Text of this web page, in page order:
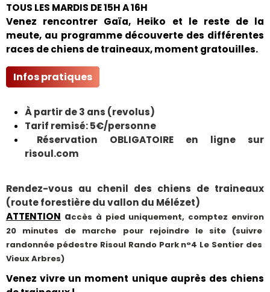
TOUS LES MARDIS DE 15H A 16H
Venez rencontrer Gaïa, Heiko et le reste de la
meute, au programme découverte des différentes
races de chiens de traineaux, moment gratouilles.
Infos pratiques
À partir de 3 ans (revolus)
Tarif remisé: 5€/personne
Réservation OBLIGATOIRE en ligne sur
risoul.com
Rendez-vous au chenil des chiens de traineaux
(route forestière du vallon du Mélézet)
ATTENTION accès à pied uniquement, comptez environ
20 minutes de marche pour rejoindre le site (suivre
randonnée pédestre Risoul Rando Park n°4 Le Sentier des
Vieux Arbres)
Venez vivre un moment unique auprès des chiens